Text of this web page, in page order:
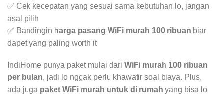
✅ Cek kecepatan yang sesuai sama kebutuhan lo, jangan
asal pilih
✅ Bandingin harga pasang WiFi murah 100 ribuan biar
dapet yang paling worth it
IndiHome punya paket mulai dari WiFi murah 100 ribuan
per bulan, jadi lo nggak perlu khawatir soal biaya. Plus,
ada juga paket WiFi murah untuk di rumah yang bisa lo